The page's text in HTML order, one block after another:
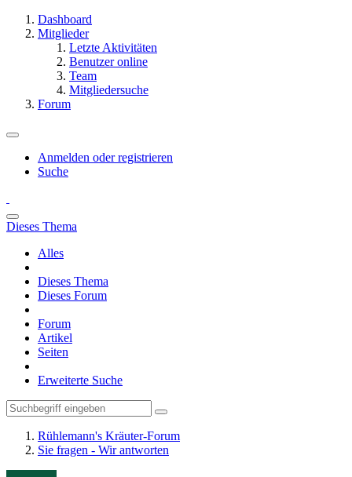
Dashboard
Mitglieder
Letzte Aktivitäten
Benutzer online
Team
Mitgliedersuche
Forum
Anmelden oder registrieren
Suche
Dieses Thema
Alles
Dieses Thema
Dieses Forum
Forum
Artikel
Seiten
Erweiterte Suche
Rühlemann's Kräuter-Forum
Sie fragen - Wir antworten